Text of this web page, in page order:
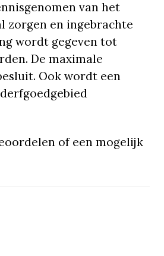
van het
zorgen en ingebrachte
wordt gegeven tot
De maximale
Ook wordt een
of een mogelijk